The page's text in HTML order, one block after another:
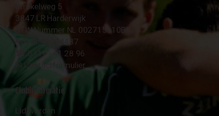
Strokelweg 5
3847 LR Harderwijk
BTW Nummer NL 002715910B01
KvK Nr 40094437
☎︎ 0341 - 41 28 96
✉︎ Contactformulier
Clubinformatie
Lid worden